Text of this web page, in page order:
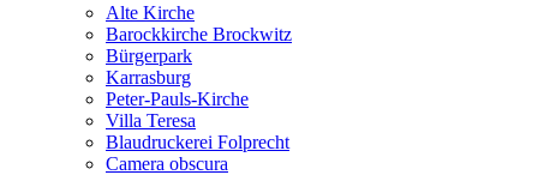
Alte Kirche
Barockkirche Brockwitz
Bürgerpark
Karrasburg
Peter-Pauls-Kirche
Villa Teresa
Blaudruckerei Folprecht
Camera obscura